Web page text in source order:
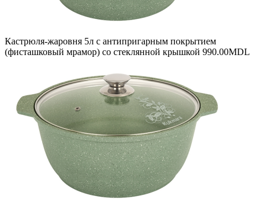
Кастрюля-жаровня 5л с антипригарным покрытием
(фисташковый мрамор) со стеклянной крышкой 990.00MDL